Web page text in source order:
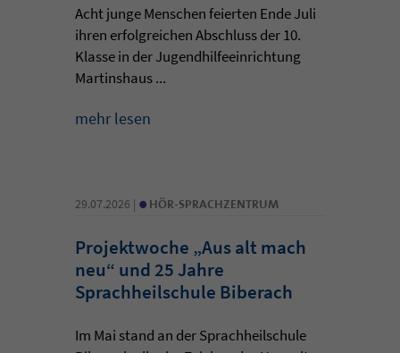
Acht junge Menschen feierten Ende Juli
ihren erfolgreichen Abschluss der 10.
Klasse in der Jugendhilfeeinrichtung
Martinshaus ...
mehr lesen
29.07.2026 | • HÖR-SPRACHZENTRUM
Projektwoche „Aus alt mach
neu“ und 25 Jahre
Sprachheilschule Biberach
Im Mai stand an der Sprachheilschule